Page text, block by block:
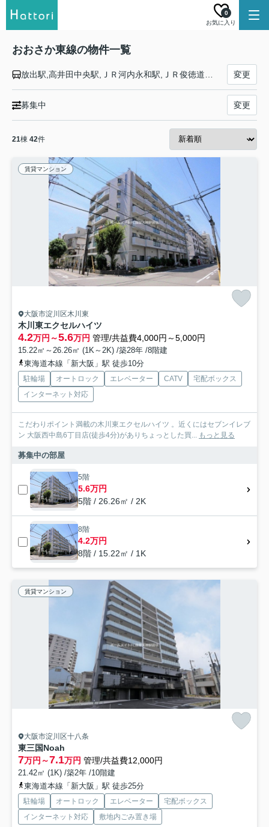
お気に入り
0
おおさか東線の物件一覧
変更
募集中 変更
21棟 42件
賃貸マンション
大阪市淀川区木川東
木川東エクセルハイツ
4.2万円～5.6万円 管理/共益費4,000円～5,000円
15.22㎡～26.26㎡ (1K～2K) /築28年 /8階建
東海道本線「新大阪」駅 徒歩10分
駐輪場 オートロック エレベーター CATV
宅配ボックス
インターネット対応
こだわりポイント満載の木川東エクセルハイツ 。近くにはセブンイレブ
ン 大阪西中島6丁目店(徒歩4分)がありちょっとした買... もっと見る
募集中の部屋
5階
5.6万円
5階 / 26.26㎡ / 2K
8階
4.2万円
8階 / 15.22㎡ / 1K
賃貸マンション
大阪市淀川区十八条
東三国Noah
7万円～7.1万円 管理/共益費12,000円
21.42㎡ (1K) /築2年 /10階建
東海道本線「新大阪」駅 徒歩25分
駐輪場 オートロック エレベーター
宅配ボックス
インターネット対応
敷地内ごみ置き場